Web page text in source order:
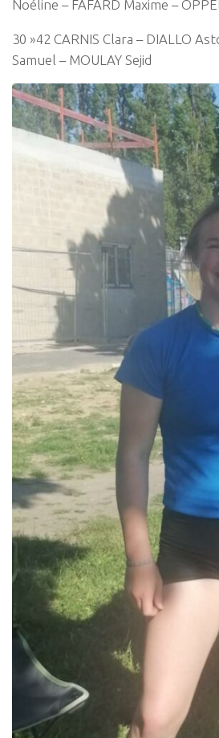
Noéline – FAFARD Maxime –
30 »42 CARNIS Clara – DIALLO
Samuel – MOULAY Sejid